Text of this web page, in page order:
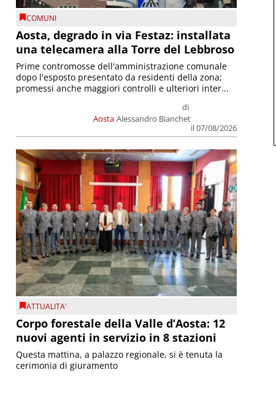
COMUNI
Aosta, degrado in via Festaz: installata
una telecamera alla Torre del Lebbroso
Aosta
di
Alessandro Bianchet
il 07/08/2026
Prime contromosse dell'amministrazione comunale
dopo l'esposto presentato da residenti della zona;
promessi anche maggiori controlli e ulteriori inter...
ATTUALITA'
Corpo forestale della Valle d’Aosta: 12
nuovi agenti in servizio in 8 stazioni
Questa mattina, a palazzo regionale, si è tenuta la
cerimonia di giuramento